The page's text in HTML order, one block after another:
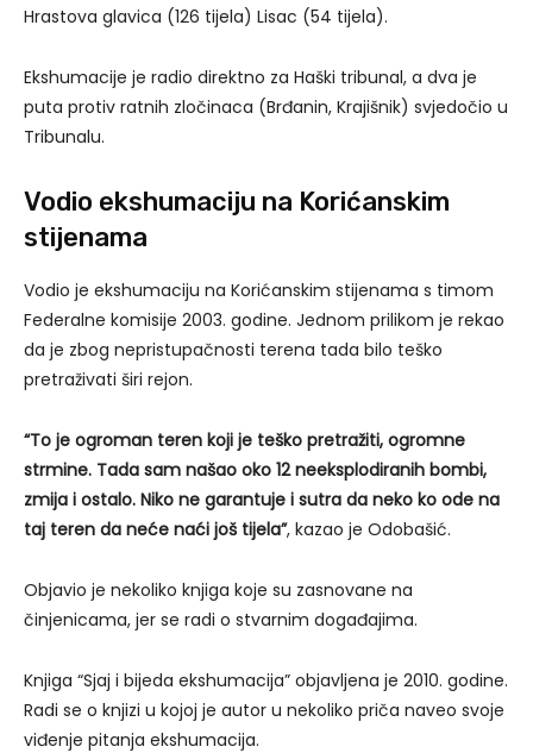
Hrastova glavica (126 tijela) Lisac (54 tijela).
Ekshumacije je radio direktno za Haški tribunal, a dva je
puta protiv ratnih zločinaca (Brđanin, Krajišnik) svjedočio u
Tribunalu.
Vodio ekshumaciju na Korićanskim
stijenama
Vodio je ekshumaciju na Korićanskim stijenama s timom
Federalne komisije 2003. godine. Jednom prilikom je rekao
da je zbog nepristupačnosti terena tada bilo teško
pretraživati širi rejon.
“To je ogroman teren koji je teško pretražiti, ogromne
strmine. Tada sam našao oko 12 neeksplodiranih bombi,
zmija i ostalo. Niko ne garantuje i sutra da neko ko ode na
taj teren da neće naći još tijela”, kazao je Odobašić.
Objavio je nekoliko knjiga koje su zasnovane na
činjenicama, jer se radi o stvarnim događajima.
Knjiga “Sjaj i bijeda ekshumacija” objavljena je 2010. godine.
Radi se o knjizi u kojoj je autor u nekoliko priča naveo svoje
viđenje pitanja ekshumacija.